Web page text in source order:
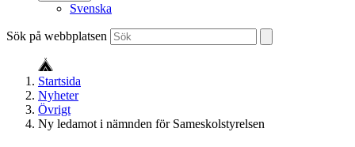
Svenska
Sök på webbplatsen
Startsida
Nyheter
Övrigt
Ny ledamot i nämnden för Sameskolstyrelsen